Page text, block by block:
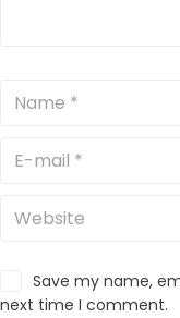
Save my name,
next time I comment.